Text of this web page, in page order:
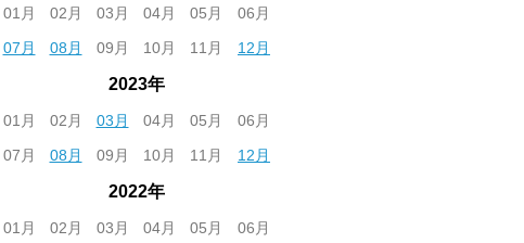
01月 02月 03月 04月 05月
06月
07月
08月 09月 10月 11月 12月
2023年
01月 02月 03月 04月 05月
06月
07月
08月 09月 10月 11月 12月
2022年
01月 02月 03月 04月 05月
06月